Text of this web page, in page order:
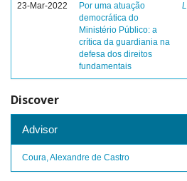
23-Mar-2022
Por uma atuação
democrática do
Ministério Público: a
crítica da guardiania na
defesa dos direitos
fundamentais
Discover
Advisor
Coura, Alexandre de Castro